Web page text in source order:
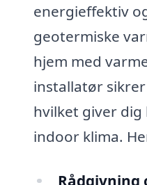
energieffektiv
geotermiske
hjem med
installatør
hvilket giver
indoor klima.
Rådgivning